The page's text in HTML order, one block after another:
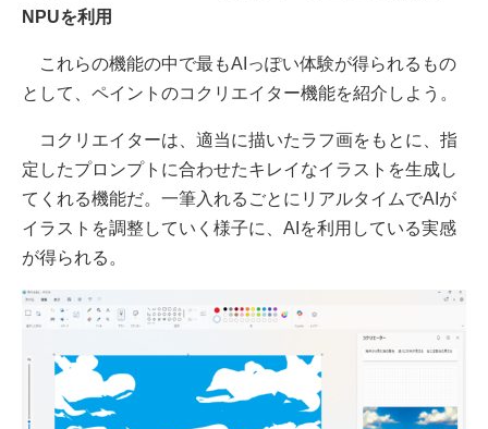
NPUを利用
これらの機能の中で最もAIっぽい体験が得られるもの
として、ペイントのコクリエイター機能を紹介しよう。
コクリエイターは、適当に描いたラフ画をもとに、指
定したプロンプトに合わせたキレイなイラストを生成し
てくれる機能だ。一筆入れるごとにリアルタイムでAIが
イラストを調整していく様子に、AIを利用している実感
が得られる。